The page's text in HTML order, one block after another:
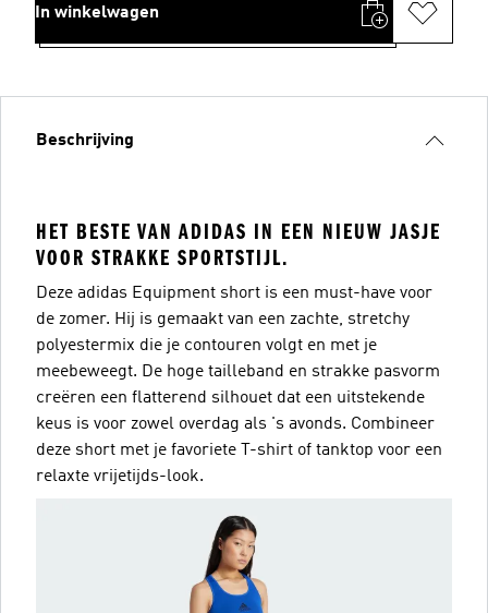
In winkelwagen
Beschrijving
HET BESTE VAN ADIDAS IN EEN NIEUW JASJE
VOOR STRAKKE SPORTSTIJL.
Deze adidas Equipment short is een must-have voor
de zomer. Hij is gemaakt van een zachte, stretchy
polyestermix die je contouren volgt en met je
meebeweegt. De hoge tailleband en strakke pasvorm
creëren een flatterend silhouet dat een uitstekende
keus is voor zowel overdag als 's avonds. Combineer
deze short met je favoriete T-shirt of tanktop voor een
relaxte vrijetijds-look.